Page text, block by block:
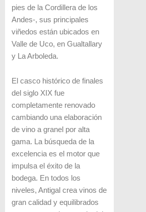
pies de la Cordillera de los
Andes-, sus principales
viñedos están ubicados en
Valle de Uco, en Gualtallary
y La Arboleda.
El casco histórico de finales
del siglo XIX fue
completamente renovado
cambiando una elaboración
de vino a granel por alta
gama. La búsqueda de la
excelencia es el motor que
impulsa el éxito de la
bodega. En todos los
niveles, Antigal crea vinos de
gran calidad y equilibrados